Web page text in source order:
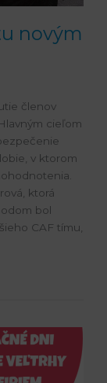
novým
členov
cieľom
v ktorom
ktorá
bol
CAF tímu,